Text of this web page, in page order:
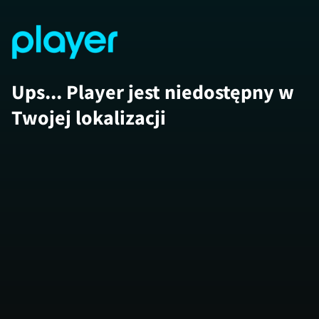
Ups... Player jest niedostępny w
Twojej lokalizacji